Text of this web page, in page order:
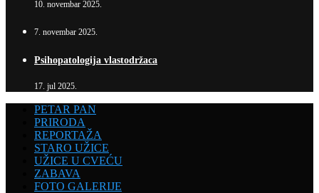
10. novembar 2025.
7. novembar 2025.
Psihopatologija vlastodržaca
17. jul 2025.
PETAR PAN
PRIRODA
REPORTAŽA
STARO UŽICE
UŽICE U CVEĆU
ZABAVA
FOTO GALERIJE